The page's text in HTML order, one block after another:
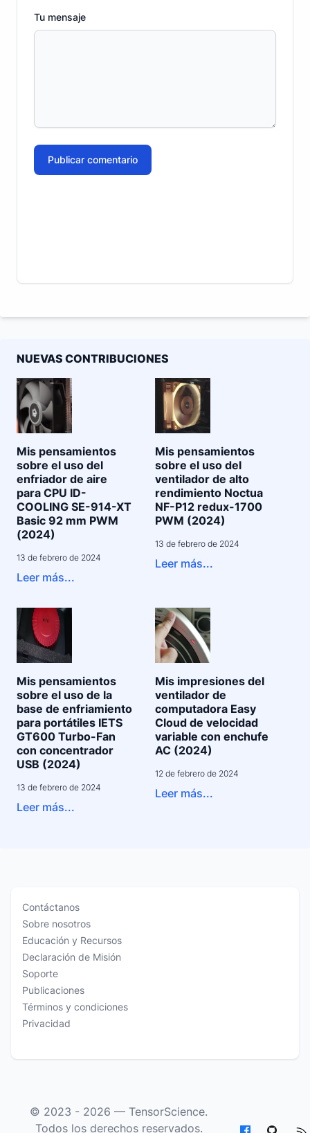
Tu mensaje
Publicar comentario
NUEVAS CONTRIBUCIONES
Mis pensamientos
sobre el uso del
enfriador de aire
para CPU ID-
COOLING SE-914-XT
Basic 92 mm PWM
(2024)
13 de febrero de 2024
Leer más...
Mis pensamientos
sobre el uso del
ventilador de alto
rendimiento Noctua
NF-P12 redux-1700
PWM (2024)
13 de febrero de 2024
Leer más...
Mis pensamientos
sobre el uso de la
base de enfriamiento
para portátiles IETS
GT600 Turbo-Fan
con concentrador
USB (2024)
13 de febrero de 2024
Leer más...
Mis impresiones del
ventilador de
computadora Easy
Cloud de velocidad
variable con enchufe
AC (2024)
12 de febrero de 2024
Leer más...
Contáctanos
Sobre nosotros
Educación y Recursos
Declaración de Misión
Soporte
Publicaciones
Términos y condiciones
Privacidad
© 2023 - 2026 — TensorScience.
Todos los derechos reservados.